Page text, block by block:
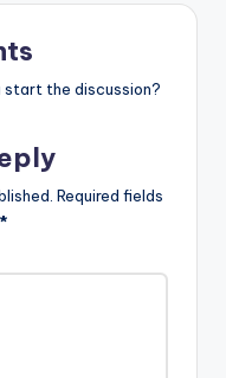
start the discussion?
Required fields
*